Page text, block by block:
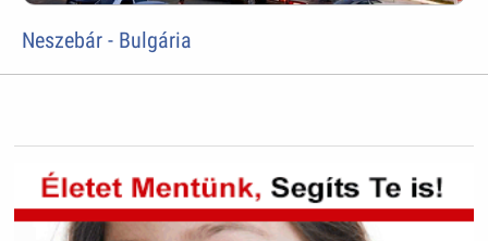
Neszebár - Bulgária